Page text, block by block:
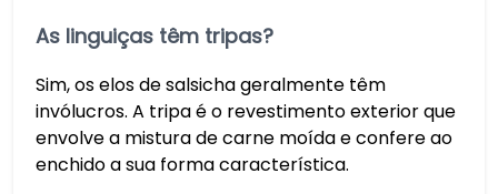
As linguiças têm tripas?
Sim, os elos de salsicha geralmente têm
invólucros. A tripa é o revestimento exterior que
envolve a mistura de carne moída e confere ao
enchido a sua forma característica.